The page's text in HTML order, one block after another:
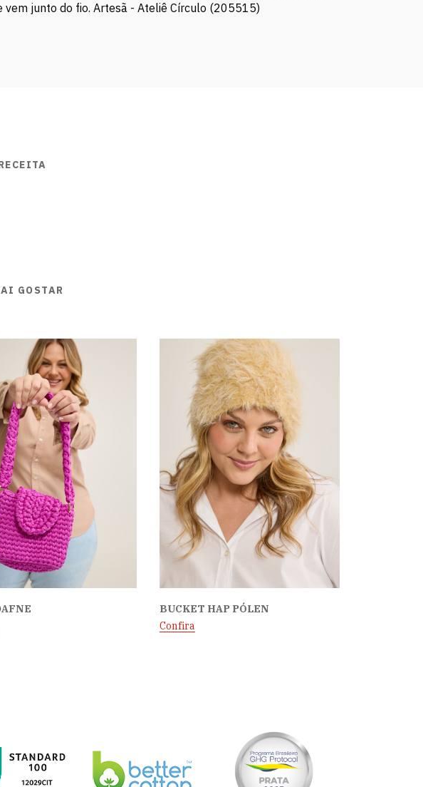
vem junto do fio. Artesã - Ateliê Círculo (205515)
GOSTAR
BUCKET HAP PÓLEN
Confira